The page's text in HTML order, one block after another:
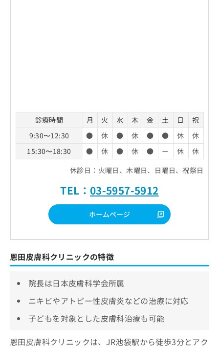
診療時間 月 火 水 木 金 土 日
祝
9:30〜12:30
● 休 ● 休 ● ● 休
休
15:30〜18:30
● 休 ● 休 ● ー 休
休
休診日：火曜日、木曜日、日曜日、祝祭日
TEL： 03-5957-5912
ホームページ
恩田皮膚科クリニックの特徴
院長は日本皮膚科学会所属
ニキビやアトピー性皮膚炎などの治療に対応
子どもを対象とした皮膚科治療も可能
恩田皮膚科クリニックは、JR池袋駅から徒歩3分とアク